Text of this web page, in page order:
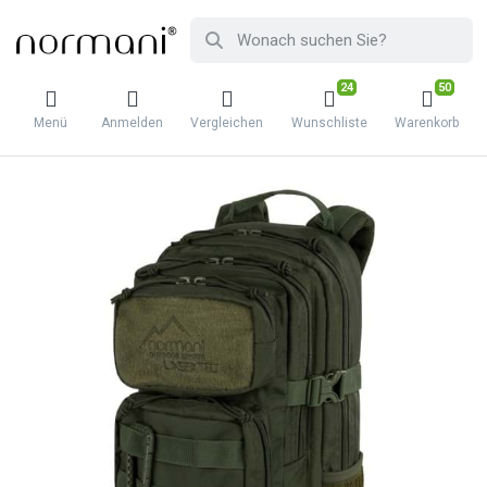
Menü Anmelden Vergleichen
24
Wunschliste
50
Warenkorb